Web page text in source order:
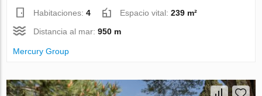
Habitaciones:4 Espacio vital:239 m²
Distancia al mar:950 m
Mercury Group